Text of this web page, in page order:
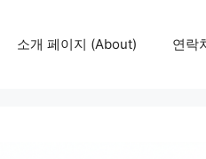
소개 페이지 (About) 연락